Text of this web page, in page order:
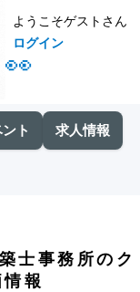
👀
ようこそゲストさん
ログイン
ト 求人情報
士事務所のク
報